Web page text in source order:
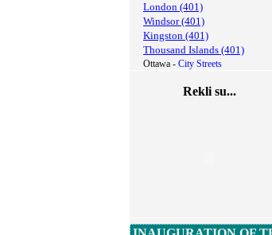
London (401)
Windsor (401)
Kingston (401)
Thousand Islands (401)
Ottawa - City Streets
Rekli su...